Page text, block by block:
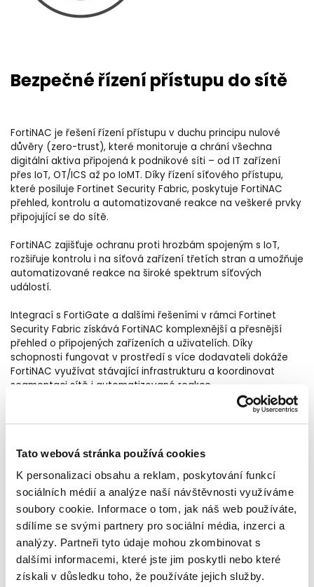
Tato webová stránka používá cookies
K personalizaci obsahu a reklam, poskytování funkcí
sociálních médií a analýze naší návštěvnosti využíváme
soubory cookie. Informace o tom, jak náš web používáte,
sdílíme se svými partnery pro sociální média, inzerci a
analýzy. Partneři tyto údaje mohou zkombinovat s
dalšími informacemi, které jste jim poskytli nebo které
získali v důsledku toho, že používáte jejich služby.
Bezpečné řízení přístupu do sítě
FortiNAC je řešení řízení přístupu v duchu principu nulové
důvěry (zero-trust), které monitoruje a chrání všechna
digitální aktiva připojená k podnikové síti – od IT zařízení
přes IoT, OT/ICS až po IoMT. Díky řízení síťového přístupu,
které posiluje Fortinet Security Fabric, poskytuje FortiNAC
přehled, kontrolu a automatizované reakce na veškeré prvky
připojující se do sítě.
FortiNAC zajišťuje ochranu proti hrozbám spojeným s IoT,
rozšiřuje kontrolu i na síťová zařízení třetích stran a umožňuje
automatizované reakce na široké spektrum síťových
událostí.
Integrací s FortiGate a dalšími řešeními v rámci Fortinet
Security Fabric získává FortiNAC komplexnější a přesnější
přehled o připojených zařízeních a uživatelích. Díky
schopnosti fungovat v prostředí s více dodavateli dokáže
FortiNAC využívat stávající infrastrukturu a koordinovat
segmentaci sítě i automatizované reakce.
Více informací o produktu
______________________________
Spolupracujeme s předními technologickými výrobci,
včetně společnosti Fortinet, lídra v oblasti
kybernetické bezpečnosti, abychom zajistili ochranu
vašich kritických systémů a citlivých informací.